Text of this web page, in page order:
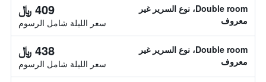
Double room، نوع السرير غير
معروف
409 ﷼
سعر الليلة شامل الرسوم
Double room، نوع السرير غير
معروف
438 ﷼
سعر الليلة شامل الرسوم